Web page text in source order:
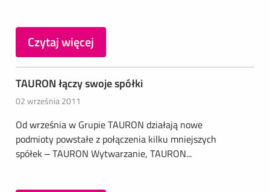
Czytaj więcej
TAURON łączy swoje spółki
02 września 2011
Od września w Grupie TAURON działają nowe
podmioty powstałe z połączenia kilku mniejszych
spółek – TAURON Wytwarzanie, TAURON...